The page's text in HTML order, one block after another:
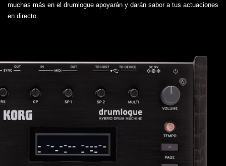
muchas más en el drumlogue apoyarán y darán sabor a tus actuaciones
en directo.